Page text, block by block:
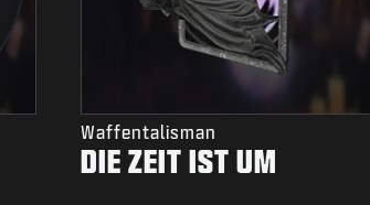
Waffentalisman
DIE ZEIT IST UM